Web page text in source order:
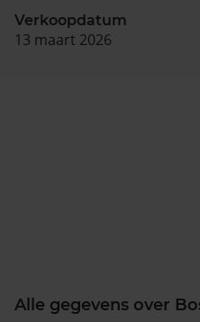
Verkoopdatum
13 maart 2026
Alle gegevens over